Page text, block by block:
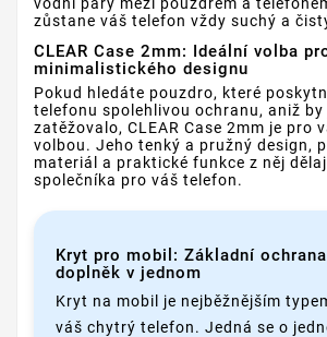
zůstane váš telefon vždy suchý a
CLEAR Case 2mm: Ideální volba
minimalistického designu
Pokud hledáte pouzdro, které
telefonu spolehlivou ochranu, aniž by
zatěžovalo, CLEAR Case 2mm je pro
volbou. Jeho tenký a pružný design,
materiál a praktické funkce z něj
společníka pro váš telefon.
Kryt pro mobil: Základní
doplněk v jednom
Kryt na mobil je nejběžnějším
váš chytrý telefon. Jedná se o